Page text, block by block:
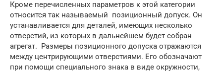
Кроме перечисленных параметров к этой категории
относится так называемый позиционный допуск. Он
устанавливается для деталей, имеющих несколько
отверстий, из которых в дальнейшем будет собран
агрегат. Размеры позиционного допуска отражаются
между центрирующими отверстиями. Его обозначают
при помощи специального знака в виде окружности,